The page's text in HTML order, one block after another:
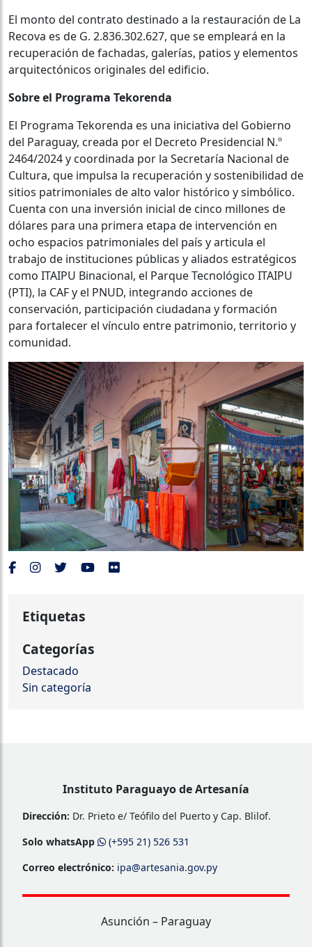
El monto del contrato destinado a la restauración de La
Recova es de G. 2.836.302.627, que se empleará en la
recuperación de fachadas, galerías, patios y elementos
arquitectónicos originales del edificio.
Sobre el Programa Tekorenda
El Programa Tekorenda es una iniciativa del Gobierno
del Paraguay, creada por el Decreto Presidencial N.º
2464/2024 y coordinada por la Secretaría Nacional de
Cultura, que impulsa la recuperación y sostenibilidad de
sitios patrimoniales de alto valor histórico y simbólico.
Cuenta con una inversión inicial de cinco millones de
dólares para una primera etapa de intervención en
ocho espacios patrimoniales del país y articula el
trabajo de instituciones públicas y aliados estratégicos
como ITAIPU Binacional, el Parque Tecnológico ITAIPU
(PTI), la CAF y el PNUD, integrando acciones de
conservación, participación ciudadana y formación
para fortalecer el vínculo entre patrimonio, territorio y
comunidad.
Etiquetas
Categorías
Destacado
Sin categoría
Instituto Paraguayo de Artesanía
Dirección: Dr. Prieto e/ Teófilo del Puerto y Cap. Blilof.
Solo whatsApp
(+595 21) 526 531
Correo electrónico: ipa@artesania.gov.py
Asunción – Paraguay